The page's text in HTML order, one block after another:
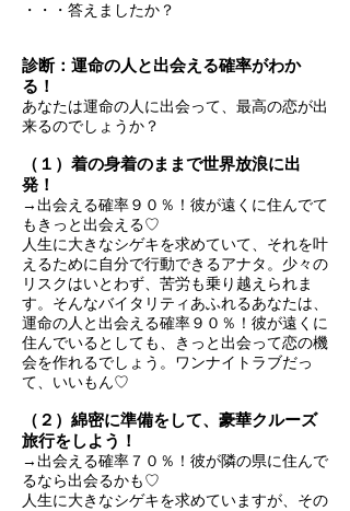
・・・答えましたか？
診断：運命の人と出会える確率がわか
る！
あなたは運命の人に出会って、最高の恋が出
来るのでしょうか？
（１）着の身着のままで世界放浪に出
発！
→出会える確率９０％！彼が遠くに住んでて
もきっと出会える♡
人生に大きなシゲキを求めていて、それを叶
えるために自分で行動できるアナタ。少々の
リスクはいとわず、苦労も乗り越えられま
す。そんなバイタリティあふれるあなたは、
運命の人と出会える確率９０％！彼が遠くに
住んでいるとしても、きっと出会って恋の機
会を作れるでしょう。ワンナイトラブだっ
て、いいもん♡
（２）綿密に準備をして、豪華クルーズ
旅行をしよう！
→出会える確率７０％！彼が隣の県に住んで
るなら出会るかも♡
人生に大きなシゲキを求めていますが、その